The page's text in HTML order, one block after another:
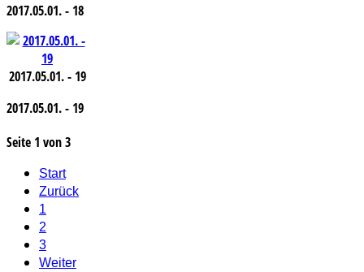
2017.05.01. - 18
2017.05.01. - 19
2017.05.01. - 19
Seite 1 von 3
Start
Zurück
1
2
3
Weiter